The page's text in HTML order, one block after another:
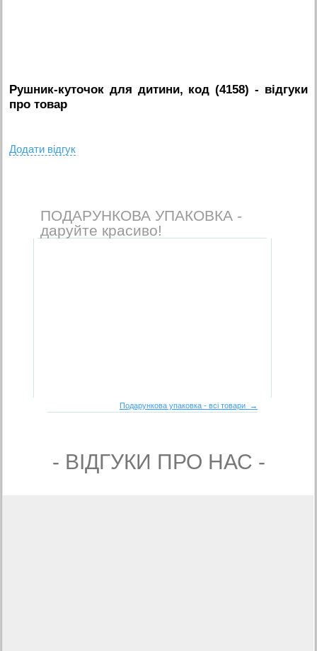
Рушник-куточок для дитини, код (4158) - вiдгуки
про товар
Додати вiдгук
ПОДАРУНКОВА УПАКОВКА -
даруйте красиво!
Подарункова упаковка - всі товари →
- ВIДГУКИ ПРО НАС -